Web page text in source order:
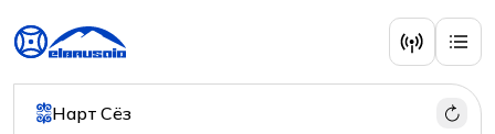
Нарт Сёз